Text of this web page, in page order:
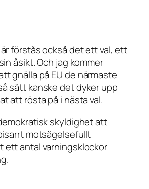
förstås också det ett val, ett
åsikt. Och jag kommer
gnälla på EU de närmaste
sätt kanske det dyker upp
att rösta på i nästa val.
skyldighet att
motsägelsefullt
ett antal varningsklockor